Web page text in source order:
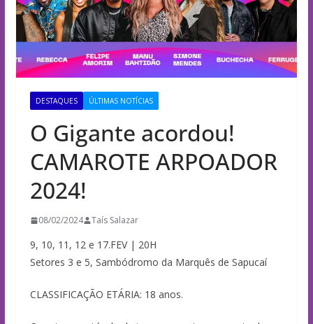
DESTAQUES ÚLTIMAS NOTÍCIAS
O Gigante acordou!
CAMAROTE ARPOADOR
2024!
08/02/2024 Taís Salazar
9, 10, 11, 12 e 17.FEV | 20H
Setores 3 e 5, Sambódromo da Marquês de Sapucaí
CLASSIFICAÇÃO ETÁRIA: 18 anos.